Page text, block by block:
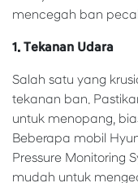
mencegah ban
1. Tekanan Udara
Salah satu yang
tekanan ban.
untuk menopang,
Beberapa mobil
Pressure Monitoring
mudah untuk